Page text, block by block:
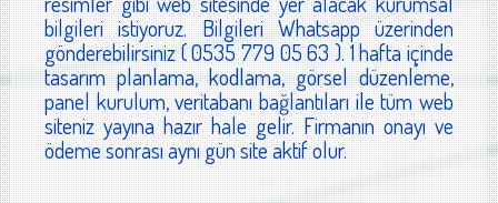
bilgileri istiyoruz. Bilgileri Whatsapp üzerinden
gönderebilirsiniz ( 0535 779 05 63 ). 1 hafta içinde
tasarım planlama, kodlama, görsel düzenleme,
panel kurulum, veritabanı bağlantıları ile tüm web
siteniz yayına hazır hale gelir. Firmanın onayı ve
ödeme sonrası aynı gün site aktif olur.